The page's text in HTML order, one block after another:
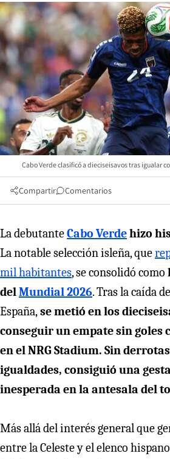
Cabo Verde clasificó a dieciseisavos tras igualar
Compartir Comentarios
La debutanteCabo Verdehizo
La notable selección isleña, que
mil habitantes, se consolidó como
delMundial 2026. Tras la caída
España,se metió en los
conseguir un empate sin goles
en el NRG Stadium. Sin
igualdades, consiguió una
inesperada en la antesala del
Más allá del interés general que
entre la Celeste y el elenco